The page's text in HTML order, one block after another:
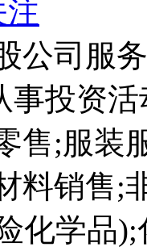
注
公司服
事投资
售;服装
料销售;
化学品